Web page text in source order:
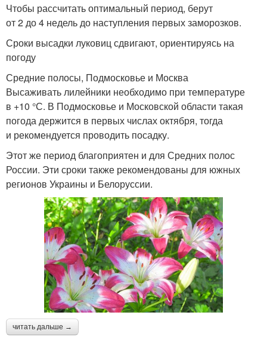
Чтобы рассчитать оптимальный период, берут
от 2 до 4 недель до наступления первых заморозков.
Сроки высадки луковиц сдвигают, ориентируясь на
погоду
Средние полосы, Подмосковье и Москва
Высаживать лилейники необходимо при температуре
в +10 °С. В Подмосковье и Московской области такая
погода держится в первых числах октября, тогда
и рекомендуется проводить посадку.
Этот же период благоприятен и для Средних полос
России. Эти сроки также рекомендованы для южных
регионов Украины и Белоруссии.
читать дальше →